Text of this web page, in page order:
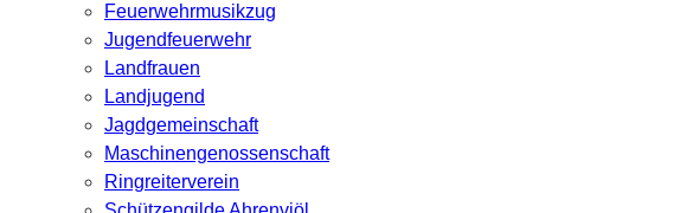
Feuerwehrmusikzug
Jugendfeuerwehr
Landfrauen
Landjugend
Jagdgemeinschaft
Maschinengenossenschaft
Ringreiterverein